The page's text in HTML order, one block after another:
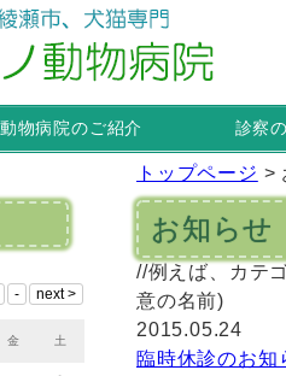
動物病院のご紹介 診察
トップページ >
お知らせ
//例えば、カテ
意の名前)
2015.05.24
臨時休診のお知
金 土